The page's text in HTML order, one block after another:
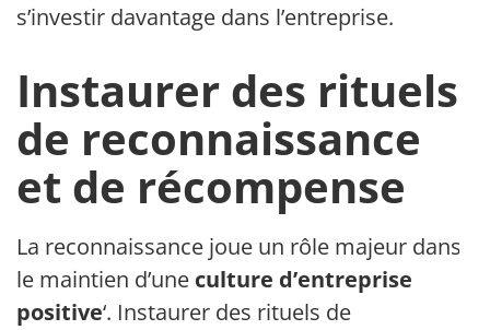
s’investir davantage dans l’entreprise.
Instaurer des rituels
de reconnaissance
et de récompense
La reconnaissance joue un rôle majeur dans
le maintien d’une culture d’entreprise
positive‘. Instaurer des rituels de